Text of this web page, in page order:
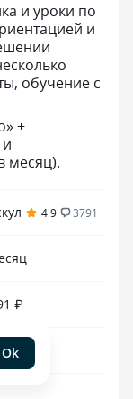
и уроки по
и
обучение с
+
месяц).
4.9 3791
₽
Ok